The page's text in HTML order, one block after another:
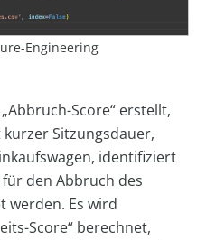
Engineering
Score“ erstellt,
Sitzungsdauer,
identifiziert
den Abbruch des
werden. Es wird
Score“ berechnet,